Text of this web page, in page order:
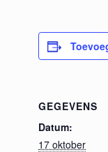
GEGEVENS
Datum:
17 oktober